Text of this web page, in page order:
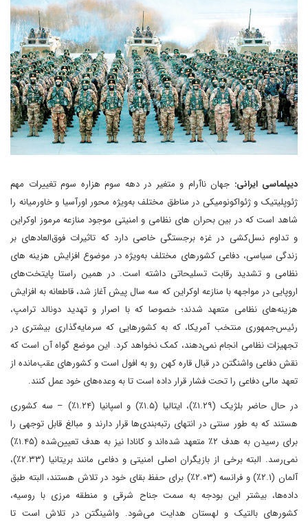
دیپلماسی ایرانی: جهان ناآرام و متغیر در دهه سوم هزاره سوم تغییرات مهم
ژئوپلیتیک و ژئواکونومیکی در مناطق مختلف به‌ویژه محور اورآسیا و خاورمیانه را
شاهد است که در بین بحران های نظامی و امنیتی موجود منازعه مرموز اوکراین
و تداوم نسل‌کشی در غزه برجستگی خاصی دارد که تاثیرات فوق‌العادهای بر
زندگی سیاسی، دفاعی کشورهای مختلف به‌ویژه در موضوع افزایش هزینه های
نظامی و تشدید رقابت تسلیحاتی داشته است. در همین راستا پایتخت‌های
اروپایی در مواجهه با منازعه اوکراین که سه سال پیش آغاز شد، قاطعانه به افزایش
هزینه‌های نظامی متعهد شدند؛ خصوصا که با اصرار و تهدید دونالد ترامپ،
رئیس‌جمهوری منتخب آمریکا، که به کشورهایی که سرمایه‌گذاری بیشتری در
تجهیزات نظامی انجام نمی‌دهند، کمک نخواهد کرد. این موضع گواه آن است که
نقش دفاعی واشنگتن در قبال قاره کهن رو به افول است و کشورهای عقب‌مانده از
تعهد مالی دفاعی را تحت فشار قرار داده است تا به وعده‌های خود عمل کنند.
در حال حاضر بلژیک (۱.۲۹٪)، ایتالیا (۱.۵٪) و اسپانیا (۱.۲۴٪) – سه کشوری
هستند که به طور سنتی در انتهای رتبه‌بندی‌ها قرار دارند و مبالغ قابل توجهی را
برای رسیدن به هدف ۲٪ متعهد شده‌اند و کانادا نیز به هدف تعیین‌شده (۱.۴۵٪)
نمی‌رسد. البته برخی از بازیگران اصلی امنیتی و دفاعی مانند بریتانیا (۲.۳۳٪)،
آلمان (۲.۱٪) و فرانسه (۲.۰۳٪) برای حفظ بقای خود در تلاش هستند، البته طبق
داده‌ها، بیشتر این بودجه به سمت جناح شرقی و منطقه مرزی با روسیه،
کشورهای بالتیک و لهستان هدایت می‌شود. واشینگتن در تلاش است تا